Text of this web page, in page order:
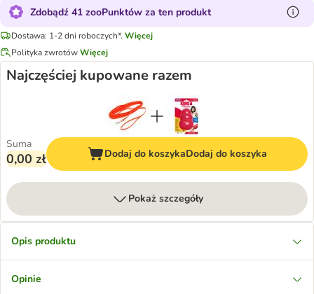
Zdobądź 41 zooPunktów za ten produkt
Dostawa: 1-2 dni roboczych*. Więcej
Polityka zwrotówWięcej
Najczęściej kupowane razem
Suma
0,00 zł Dodaj do koszykaDodaj do koszyka
Pokaż szczegóły
Opis produktu
Opinie